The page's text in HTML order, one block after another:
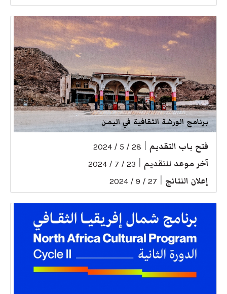
برنامج الورشة الثقافية في اليمن
فتح باب التقديم 28 / 5 / 2024
آخر موعد للتقديم 23 / 7 / 2024
إعلان النتائج 27 / 9 / 2024